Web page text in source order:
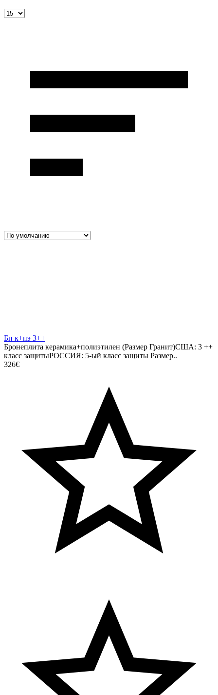
Бп к+пэ 3++
Бронеплита керамика+полиэтилен (Размер Гранит)США: 3 ++
класс защитыРОССИЯ: 5-ый класс защиты Размер..
326€